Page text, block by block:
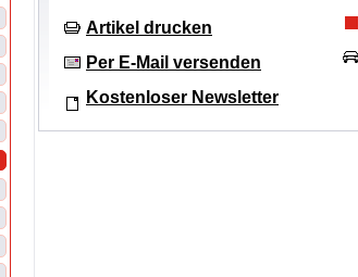
Artikel drucken
Per E-Mail versenden
Kostenloser Newsletter